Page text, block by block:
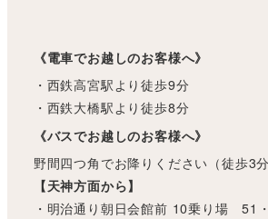
《電車でお越しのお客様へ》
・西鉄高宮駅より徒歩9分
・西鉄大橋駅より徒歩8分
《バスでお越しのお客様へ》
野間四つ角でお降りください（徒歩3分
【天神方面から】
・明治通り朝日会館前 10乗り場 51